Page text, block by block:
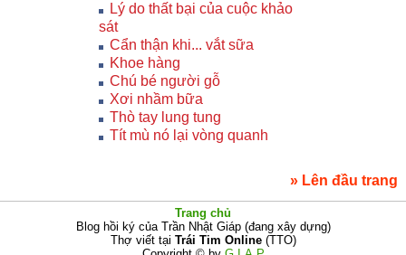
Lý do thất bại của cuộc khảo
sát
Cẩn thận khi... vắt sữa
Khoe hàng
Chú bé người gỗ
Xơi nhầm bữa
Thò tay lung tung
Tít mù nó lại vòng quanh
» Lên đầu trang
Trang chủ
Blog hồi ký của Trần Nhật Giáp (đang xây dựng)
Thợ viết tại Trái Tim Online(TTO)